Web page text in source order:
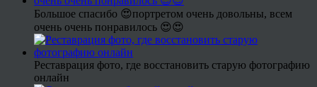
Большое спасибо 😍портретом очень довольны, всем
очень очень понравилось 😍😍
Реставрация фото, где восстановить старую фотографию
онлайн